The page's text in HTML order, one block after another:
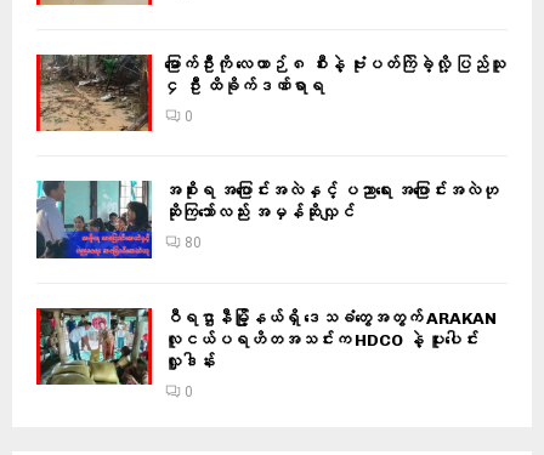
မြောက်ဦးကို လေယာဉ် ၈ စီးနဲ့ ဗုံးပတ်ကြဲခဲ့လို့ ပြည်သူ
၄ ဦး ထိခိုက်ဒဏ်ရာရ
0
အစိုးရ အပြောင်းအလဲနှင့် ပညာရေး အပြောင်းအလဲဟု
ဆိုကြသော်လည်း အမှန်ဆိုလျှင်
80
ဝီရဌာနီမြို့နယ်ရှိ‌ ဒေသခံတွေအတွက် ARAKAN
လူငယ်ပရဟိတအသင်းက HDCO နဲ့ ပူးပေါင်း
လှူဒါန်း
0